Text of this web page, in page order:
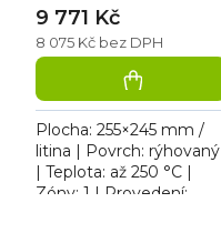
8 075 Kč bez DPH
9 771 Kč
Plocha: 255×245 mm /
litina | Povrch: rýhovaný
| Teplota: až 250 °C |
Zóny: 1 | Provedení: